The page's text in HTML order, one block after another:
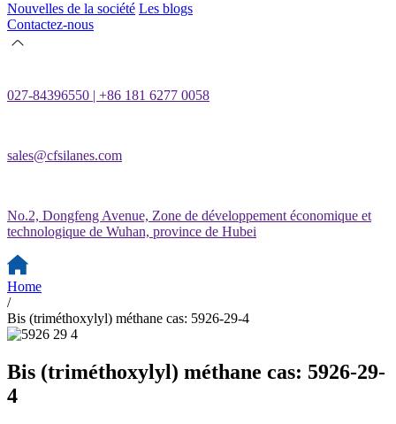
Nouvelles de la société Les blogs
Contactez-nous
027-84396550 | +86 181 6277 0058
sales@cfsilanes.com
No.2, Dongfeng Avenue, Zone de développement économique et
technologique de Wuhan, province de Hubei
Home
/
Bis (triméthoxylyl) méthane cas: 5926-29-4
Bis (triméthoxylyl) méthane cas: 5926-29-
4